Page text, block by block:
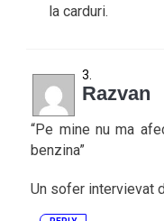
la carduri.
Razvan
“Pe mine nu ma
benzina”
Un sofer intervievat